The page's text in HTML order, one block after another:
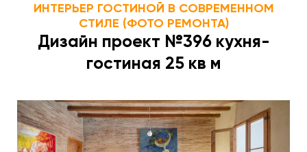
ИНТЕРЬЕР ГОСТИНОЙ В СОВРЕМЕННОМ
СТИЛЕ (ФОТО РЕМОНТА)
Дизайн проект №396 кухня-
гостиная 25 кв м